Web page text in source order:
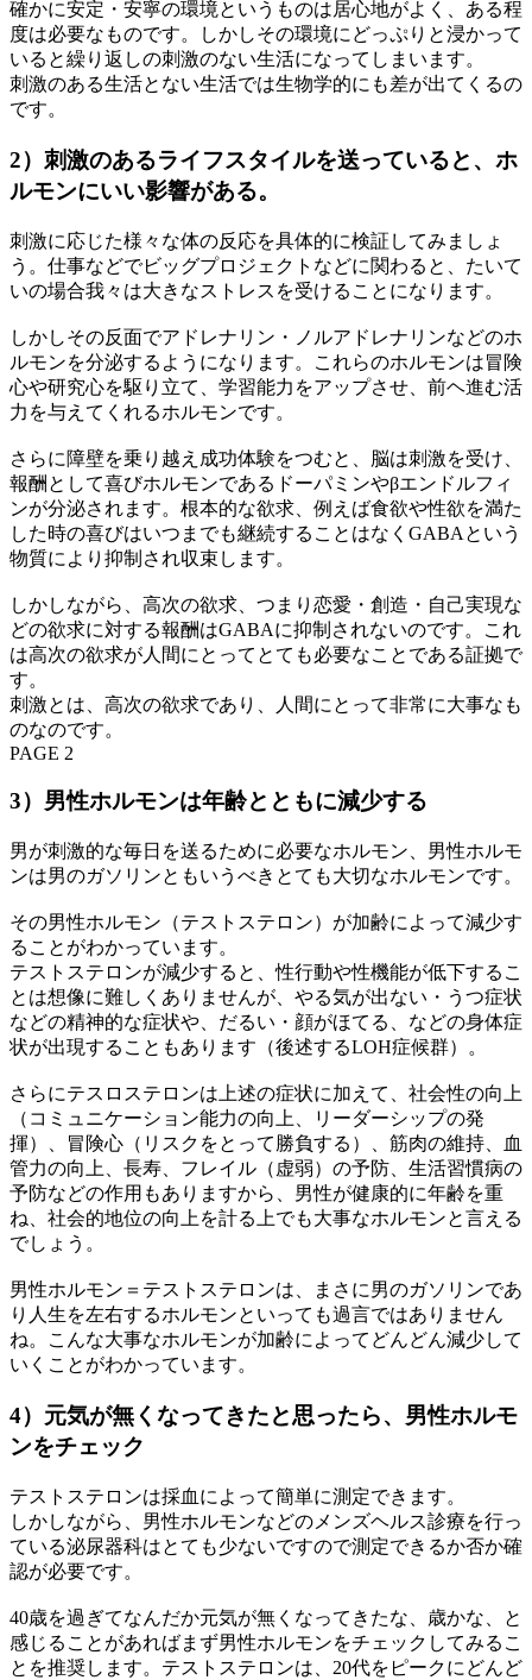
確かに安定・安寧の環境というものは居心地がよく、ある程
度は必要なものです。しかしその環境にどっぷりと浸かって
いると繰り返しの刺激のない生活になってしまいます。
刺激のある生活とない生活では生物学的にも差が出てくるの
です。
2）刺激のあるライフスタイルを送っていると、ホ
ルモンにいい影響がある。
刺激に応じた様々な体の反応を具体的に検証してみましょ
う。仕事などでビッグプロジェクトなどに関わると、たいて
いの場合我々は大きなストレスを受けることになります。
しかしその反面でアドレナリン・ノルアドレナリンなどのホ
ルモンを分泌するようになります。これらのホルモンは冒険
心や研究心を駆り立て、学習能力をアップさせ、前ヘ進む活
力を与えてくれるホルモンです。
さらに障壁を乗り越え成功体験をつむと、脳は刺激を受け、
報酬として喜びホルモンであるドーパミンやβエンドルフィ
ンが分泌されます。根本的な欲求、例えば食欲や性欲を満た
した時の喜びはいつまでも継続することはなくGABAという
物質により抑制され収束します。
しかしながら、高次の欲求、つまり恋愛・創造・自己実現な
どの欲求に対する報酬はGABAに抑制されないのです。これ
は高次の欲求が人間にとってとても必要なことである証拠で
す。
刺激とは、高次の欲求であり、人間にとって非常に大事なも
のなのです。
PAGE 2
3）男性ホルモンは年齢とともに減少する
男が刺激的な毎日を送るために必要なホルモン、男性ホルモ
ンは男のガソリンともいうべきとても大切なホルモンです。
その男性ホルモン（テストステロン）が加齢によって減少す
ることがわかっています。
テストステロンが減少すると、性行動や性機能が低下するこ
とは想像に難しくありませんが、やる気が出ない・うつ症状
などの精神的な症状や、だるい・顔がほてる、などの身体症
状が出現することもあります（後述するLOH症候群）。
さらにテスロステロンは上述の症状に加えて、社会性の向上
（コミュニケーション能力の向上、リーダーシップの発
揮）、冒険心（リスクをとって勝負する）、筋肉の維持、血
管力の向上、長寿、フレイル（虚弱）の予防、生活習慣病の
予防などの作用もありますから、男性が健康的に年齢を重
ね、社会的地位の向上を計る上でも大事なホルモンと言える
でしょう。
男性ホルモン＝テストステロンは、まさに男のガソリンであ
り人生を左右するホルモンといっても過言ではありません
ね。こんな大事なホルモンが加齢によってどんどん減少して
いくことがわかっています。
4）元気が無くなってきたと思ったら、男性ホルモ
ンをチェック
テストステロンは採血によって簡単に測定できます。
しかしながら、男性ホルモンなどのメンズヘルス診療を行っ
ている泌尿器科はとても少ないですので測定できるか否か確
認が必要です。
40歳を過ぎてなんだか元気が無くなってきたな、歳かな、と
感じることがあればまず男性ホルモンをチェックしてみるこ
とを推奨します。テストステロンは、20代をピークにどんど